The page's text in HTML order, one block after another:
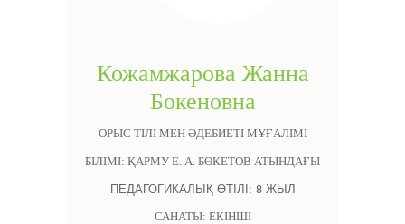
Кожамжарова Жанна
Бокеновна
ОРЫС ТІЛІ МЕН ӘДЕБИЕТІ МҰҒАЛІМІ
БІЛІМІ: ҚАРМУ Е. А. БӨКЕТОВ АТЫНДАҒЫ
ПЕДАГОГИКАЛЫҚ ӨТІЛІ: 8 ЖЫЛ
САНАТЫ: ЕКІНШІ